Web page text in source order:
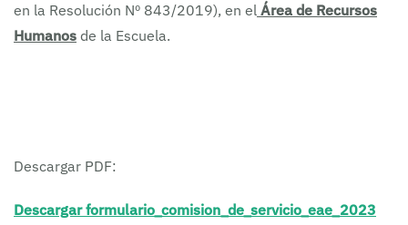
en la Resolución Nº 843/2019), en el Área de Recursos
Humanos de la Escuela.
Descargar PDF:
Descargar formulario_comision_de_servicio_eae_2023